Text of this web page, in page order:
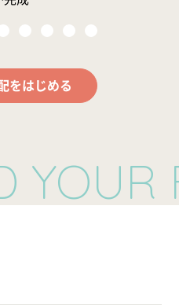
をはじめる